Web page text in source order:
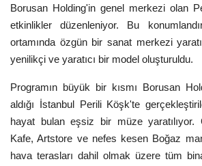
Borusan Holding'in genel merkezi olan
etkinlikler düzenleniyor. Bu
ortamında özgün bir sanat merkezi
yenilikçi ve yaratıcı bir model oluşturuldu.
Programın büyük bir kısmı Borusan
aldığı İstanbul Perili Köşk'te
hayat bulan eşsiz bir müze yaratılıyor.
Kafe, Artstore ve nefes kesen Boğaz
hava terasları dahil olmak üzere tüm